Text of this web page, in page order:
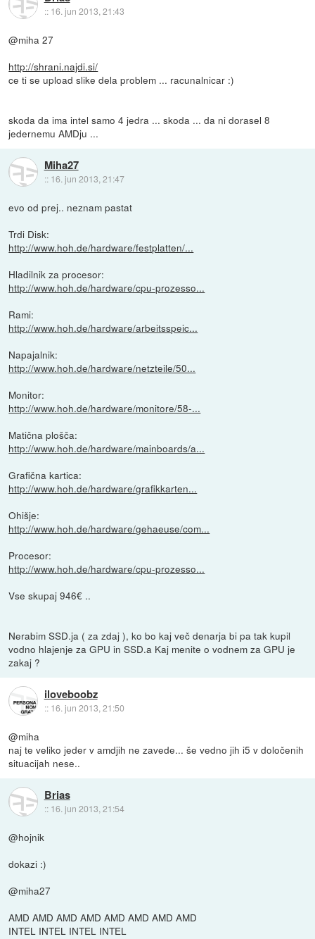
:: 16. jun 2013, 21:43
@miha 27
http://shrani.najdi.si/
ce ti se upload slike dela problem ... racunalnicar :)
skoda da ima intel samo 4 jedra ... skoda ... da ni dorasel 8
jedernemu AMDju ...
Miha27
:: 16. jun 2013, 21:47
evo od prej.. neznam pastat
Trdi Disk:
http://www.hoh.de/hardware/festplatten/...
Hladilnik za procesor:
http://www.hoh.de/hardware/cpu-prozesso...
Rami:
http://www.hoh.de/hardware/arbeitsspeic...
Napajalnik:
http://www.hoh.de/hardware/netzteile/50...
Monitor:
http://www.hoh.de/hardware/monitore/58-...
Matična plošča:
http://www.hoh.de/hardware/mainboards/a...
Grafična kartica:
http://www.hoh.de/hardware/grafikkarten...
Ohišje:
http://www.hoh.de/hardware/gehaeuse/com...
Procesor:
http://www.hoh.de/hardware/cpu-prozesso...
Vse skupaj 946€ ..
Nerabim SSD.ja ( za zdaj ), ko bo kaj več denarja bi pa tak kupil
vodno hlajenje za GPU in SSD.a Kaj menite o vodnem za GPU je
zakaj ?
iloveboobz
:: 16. jun 2013, 21:50
@miha
naj te veliko jeder v amdjih ne zavede... še vedno jih i5 v določenih
situacijah nese..
Brias
:: 16. jun 2013, 21:54
@hojnik
dokazi :)
@miha27
AMD AMD AMD AMD AMD AMD AMD AMD
INTEL INTEL INTEL INTEL